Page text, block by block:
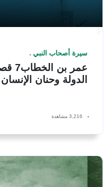
سيرة أصحاب النبي
عمر
الدولة وحنان الإنسان
3,216 مشاهدة